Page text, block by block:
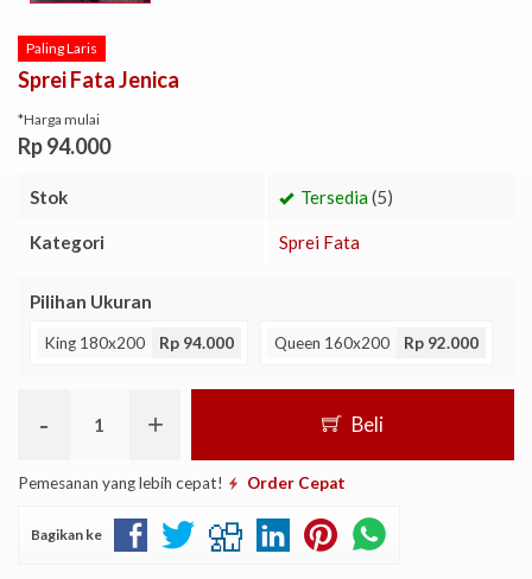
Paling Laris
Sprei Fata Jenica
*Harga mulai
Rp 94.000
Stok Tersedia(5)
Kategori Sprei Fata
Pilihan Ukuran
King 180x200 Rp 94.000 Queen 160x200 Rp 92.000
- + Beli
Pemesanan yang lebih cepat! Order Cepat
Bagikan ke